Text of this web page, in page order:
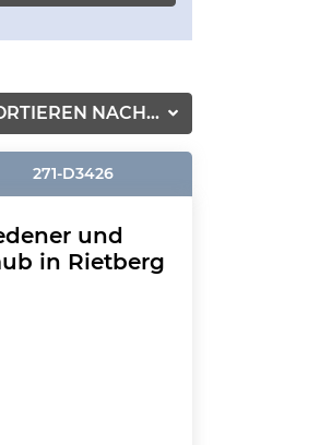
NACH...
271-D3426
und
in Rietberg